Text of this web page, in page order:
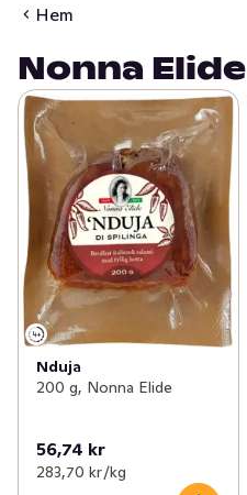
Hem
Nonna Elide
Nduja
200 g, Nonna Elide
56,74 kr
283,70 kr /kg